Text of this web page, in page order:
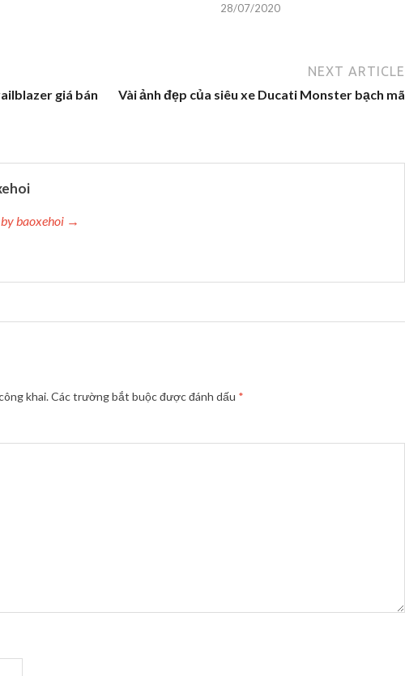
28/07/2020
giá bán
NEXT ARTICLE
Vài ảnh đẹp của siêu xe Ducati Monster bạch mã
baoxehoi →
khai.Các trường bắt buộc được đánh dấu *